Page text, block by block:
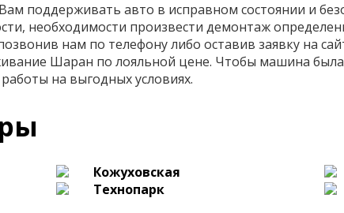
поддерживать авто в исправном состоянии и
необходимости произвести демонтаж
нам по телефону либо оставив заявку на
Шаран по лояльной цене. Чтобы машина
на выгодных условиях.
Кожуховская
Технопарк